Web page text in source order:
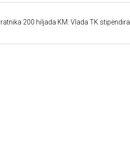
200 hiljada KM: Vlada TK stipendira